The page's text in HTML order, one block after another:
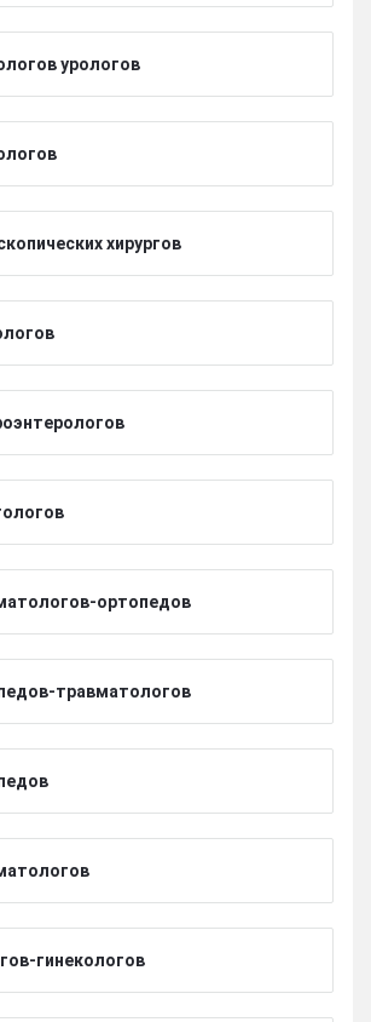
урологов
хирургов
ортопедов
травматологов
гинекологов